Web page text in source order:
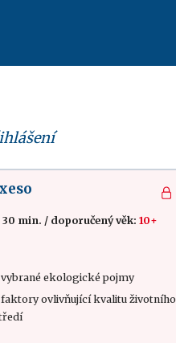
30 min. / doporučený věk:10+
ekologické pojmy
faktory ovlivňující kvalitu životního